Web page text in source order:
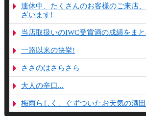
連休中、たくさんのお客様のご来店
ざいます!
当店取扱いのIWC受賞酒の成績をま
一路以来の快挙!
ささのはさらさら
大人の辛口...
梅雨らしく、ぐずついたお天気の酒